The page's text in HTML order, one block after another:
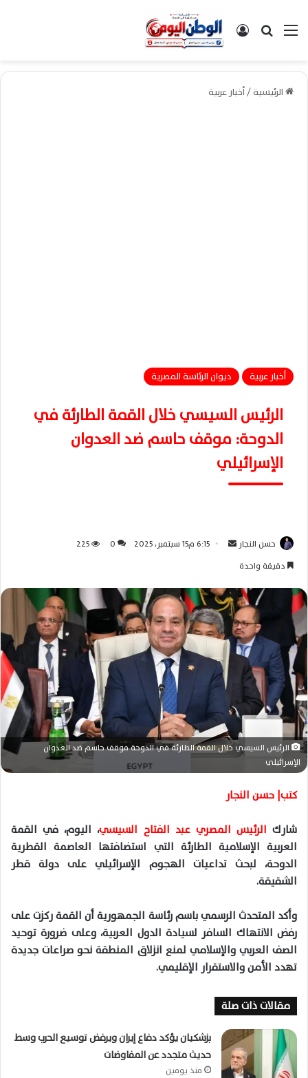
القائمةبحث عن تسجيل الدخول
الرئيسية/أخبار عربية
أخبار عربية ديوان الرئاسة المصرية
الرئيس السيسي خلال القمة الطارئة في
الدوحة: موقف حاسم ضد العدوان
الإسرائيلي
حسن النجار
ل
ب
ي
د
ا
إ
ك
ت
و
ن
ا
6:15 م15 سبتمبر، 2025 0
225
دقيقة واحدة
الرئيس السيسي خلال القمة الطارئة في الدوحة موقف حاسم ضد العدوان
الإسرائيلي
كتب| حسن النجار
شارك الرئيس المصري عبد الفتاح السيسي، اليوم، في القمة
العربية الإسلامية الطارئة التي استضافتها العاصمة القطرية
الدوحة، لبحث تداعيات الهجوم الإسرائيلي على دولة قطر
الشقيقة.
وأكد المتحدث الرسمي باسم رئاسة الجمهورية أن القمة ركزت على
رفض الانتهاك السافر لسيادة الدول العربية، وعلى ضرورة توحيد
الصف العربي والإسلامي لمنع انزلاق المنطقة نحو صراعات جديدة
تهدد الأمن والاستقرار الإقليمي.
مقالات ذات صلة
بزشكيان يؤكد دفاع إيران ويرفض توسيع الحرب وسط
حديث متجدد عن المفاوضات
منذ يومين